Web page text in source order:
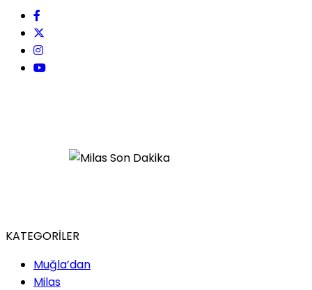
KATEGORİLER
Muğla’dan
Milas